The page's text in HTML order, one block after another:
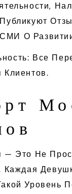
О
Все
— Это Не
Каждая
Уровень